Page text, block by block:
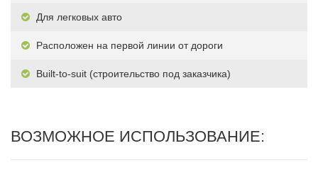
Для легковых авто
Расположен на первой линии от дороги
Built-to-suit (строительство под заказчика)
ВОЗМОЖНОЕ ИСПОЛЬЗОВАНИЕ: